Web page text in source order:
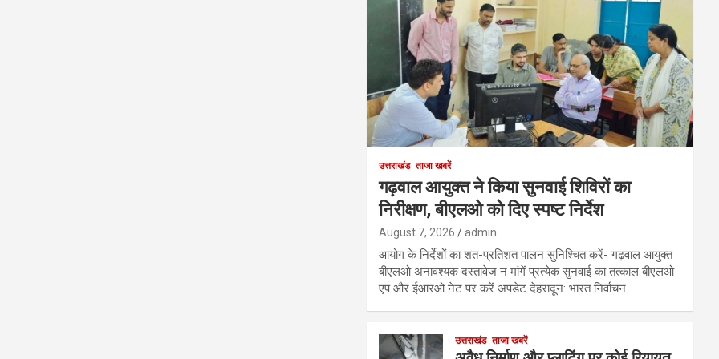
उत्तराखंड ताजा खबरें
गढ़वाल आयुक्त ने किया सुनवाई शिविरों का
निरीक्षण, बीएलओ को दिए स्पष्ट निर्देश
August 7, 2026 admin
आयोग के निर्देशों का शत-प्रतिशत पालन सुनिश्चित करें- गढ़वाल आयुक्त
बीएलओ अनावश्यक दस्तावेज न मांगें प्रत्येक सुनवाई का तत्काल बीएलओ
एप और ईआरओ नेट पर करें अपडेट देहरादून: भारत निर्वाचन…
उत्तराखंड ताजा खबरें